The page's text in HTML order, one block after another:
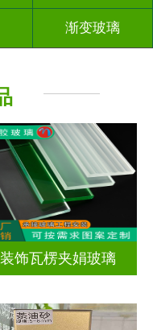
渐变玻璃
装饰瓦楞夹娟玻璃